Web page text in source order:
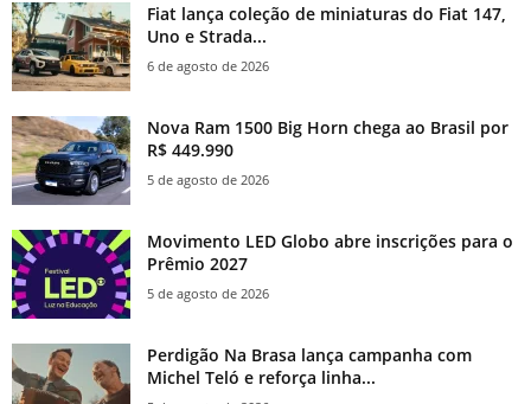
Fiat lança coleção de miniaturas do Fiat 147,
Uno e Strada...
6 de agosto de 2026
Nova Ram 1500 Big Horn chega ao Brasil por
R$ 449.990
5 de agosto de 2026
Movimento LED Globo abre inscrições para o
Prêmio 2027
5 de agosto de 2026
Perdigão Na Brasa lança campanha com
Michel Teló e reforça linha...